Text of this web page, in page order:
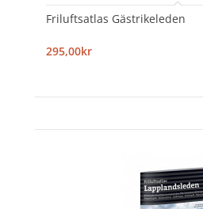
Friluftsatlas Gästrikeleden
295,00kr